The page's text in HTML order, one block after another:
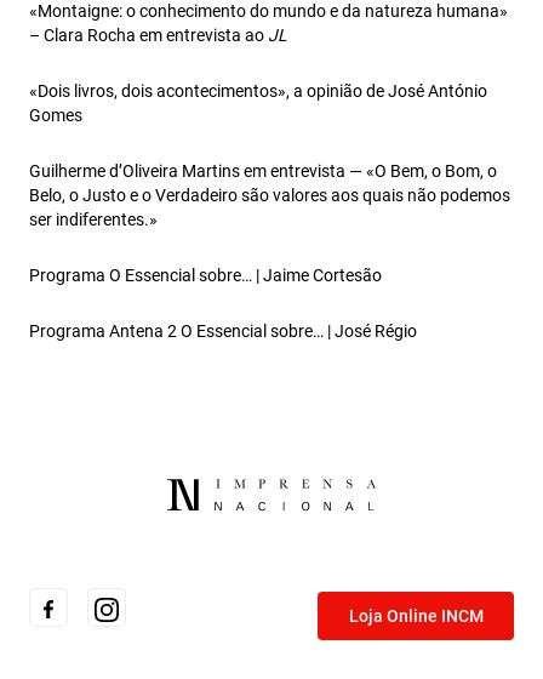
«Montaigne: o conhecimento do mundo e da natureza humana»
– Clara Rocha em entrevista ao JL
«Dois livros, dois acontecimentos», a opinião de José António
Gomes
Guilherme d’Oliveira Martins em entrevista — «O Bem, o Bom, o
Belo, o Justo e o Verdadeiro são valores aos quais não podemos
ser indiferentes.»
Programa O Essencial sobre… | Jaime Cortesão
Programa Antena 2 O Essencial sobre… | José Régio
Loja Online INCM